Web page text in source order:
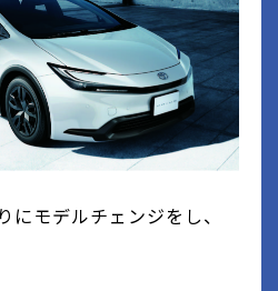
モデルチェンジをし、